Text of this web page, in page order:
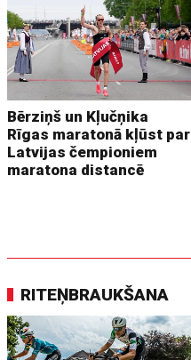
Bērziņš un Kļučņika
Rīgas maratonā kļūst par
Latvijas čempioniem
maratona distancē
RITEŅBRAUKŠANA